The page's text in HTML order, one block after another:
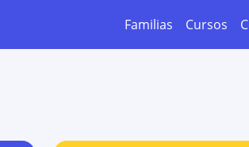
Familias Cursos